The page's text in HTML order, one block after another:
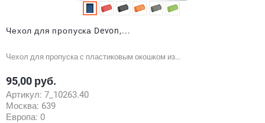
Чехол для пропуска Devon,...
Чехол для пропуска с пластиковым окошком из...
Цена
95,00 руб.
Артикул: 7_10263.40
Москва: 639
Европа: 0